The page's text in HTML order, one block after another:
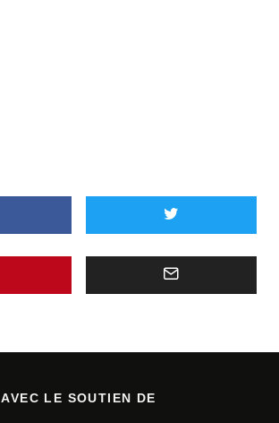
AVEC LE SOUTIEN DE